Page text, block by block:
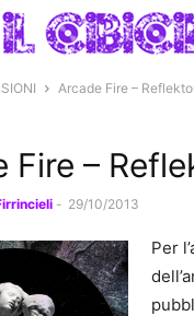
Arcade Fire –
Fire –
- 29/10/2013
Per